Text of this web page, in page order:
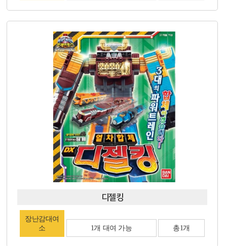
디젤킹
장난감대여
소
1개 대여 가능 총1개